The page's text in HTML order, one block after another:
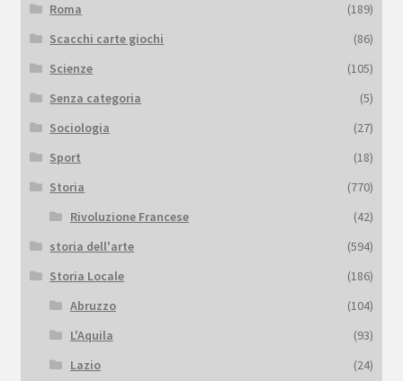
Roma
(189)
Scacchi carte giochi
(86)
Scienze
(105)
Senza categoria
(5)
Sociologia
(27)
Sport
(18)
Storia
(770)
Rivoluzione Francese
(42)
storia dell'arte
(594)
Storia Locale
(186)
Abruzzo
(104)
L'Aquila
(93)
Lazio
(24)